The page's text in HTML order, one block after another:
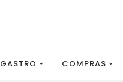
GASTRO COMPRAS